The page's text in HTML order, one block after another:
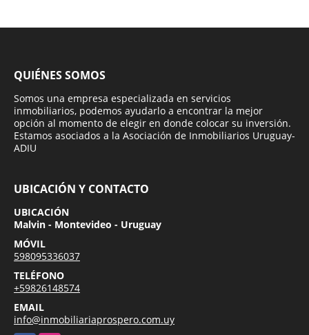
QUIÉNES SOMOS
Somos una empresa especializada en servicios
inmobiliarios, podemos ayudarlo a encontrar la mejor
opción al momento de elegir en donde colocar su inversión.
Estamos asociados a la Asociación de Inmobiliarios Uruguay-
ADIU
UBICACIÓN Y CONTACTO
UBICACIÓN
Malvin - Montevideo - Uruguay
MÓVIL
598095336037
TELÉFONO
+59826148574
EMAIL